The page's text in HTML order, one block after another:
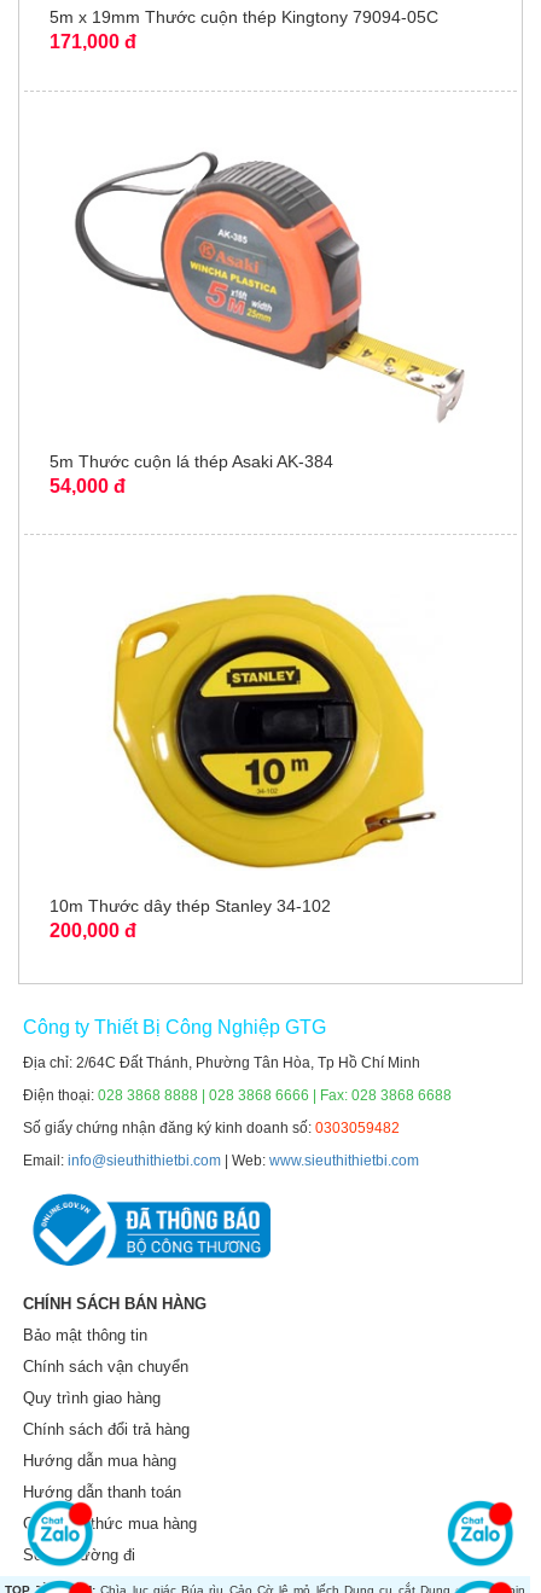
5m x 19mm Thước cuộn thép Kingtony 79094-05C
171,000 đ
5m Thước cuộn lá thép Asaki AK-384
54,000 đ
10m Thước dây thép Stanley 34-102
200,000 đ
Công ty Thiết Bị Công Nghiệp GTG
Địa chỉ: 2/64C Đất Thánh, Phường Tân Hòa, Tp Hồ Chí Minh
Điện thoại:028 3868 8888 | 028 3868 6666 | Fax: 028 3868 6688
Số giấy chứng nhận đăng ký kinh doanh số:0303059482
Email:info@sieuthithietbi.com | Web:www.sieuthithietbi.com
CHÍNH SÁCH BÁN HÀNG
Bảo mật thông tin
Chính sách vận chuyển
Quy trình giao hàng
Chính sách đổi trả hàng
Hướng dẫn mua hàng
Hướng dẫn thanh toán
Các hình thức mua hàng
Sơ đồ đường đi
TOP TÌM KIẾM:Chìa lục giác Búa rìu Cảo Cờ lê mỏ lếch Dụng cụ cắt Dụng cụ dùng pin